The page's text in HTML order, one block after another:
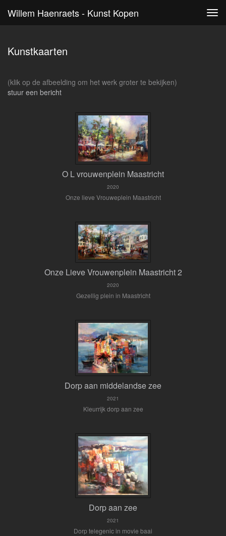
Willem Haenraets - Kunst Kopen
Kunstkaarten
(klik op de afbeelding om het werk groter te bekijken)
stuur een bericht
O L vrouwenplein Maastricht
2020
Onze lieve Vrouweplein Maastricht
Onze Lieve Vrouwenplein Maastricht 2
2020
Gezellig plein in Maastricht
Dorp aan middelandse zee
2021
Kleurrijk dorp aan zee
Dorp aan zee
2021
Dorp telegenic in movie baai